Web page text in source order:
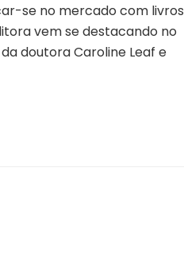
se no mercado com livros
vem se destacando no
da doutora Caroline Leaf e